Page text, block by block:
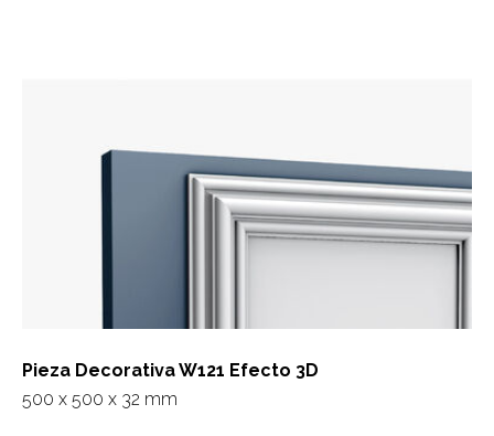
Pieza Decorativa W121 Efecto 3D
500 x 500 x 32 mm